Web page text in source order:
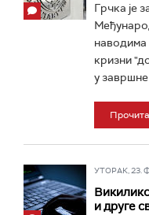
Грчка је
кризни
у
УТОРАК, 23.
и друге